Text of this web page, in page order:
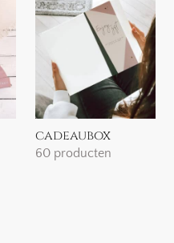
cadeaubox
60 producten